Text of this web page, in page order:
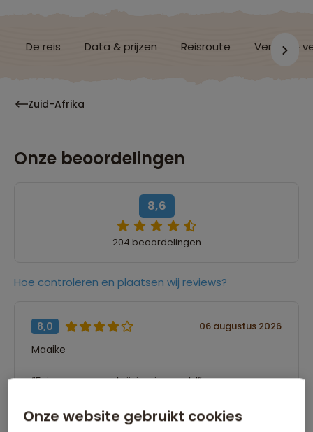
De reis Data & prijzen Reisroute Verblijf &
Zuid-Afrika
Onze beoordelingen
8,6
204 beoordelingen
Hoe controleren en plaatsen wij reviews?
8,0 06 augustus 2026
Maaike
“Er is geen omschrijving ingevuld”
Onze website gebruikt cookies